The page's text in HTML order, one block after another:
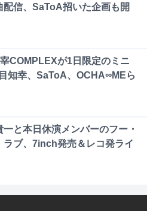
配信、SaToA招いた企画も開
COMPLEXが1日限定のミニ
知幸、SaToA、OCHA∞MEら
一と本日休演メンバーのフー・
ラブ、7inch発売＆レコ発ライ